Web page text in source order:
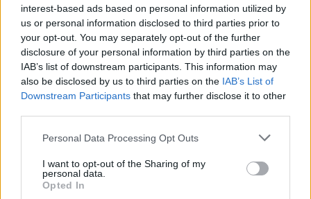
interest-based ads based on personal information utilized by
us or personal information disclosed to third parties prior to
your opt-out. You may separately opt-out of the further
disclosure of your personal information by third parties on the
IAB’s list of downstream participants. This information may
also be disclosed by us to third parties on the IAB’s List of
Downstream Participants that may further disclose it to other
Please note that this website/app uses one or more Google
not limited to your visit or usage behaviour. You may click to
grant or deny consent to Google and its third-party tags to
use your data for below specified purposes in below Google
Personal Data Processing Opt Outs
I want to opt-out of the Sharing of my
personal data.
Opted In
Compra tu coche de segunda mano en
Heycar
¿Estás pensando en renovar tu coche? Apostar por…